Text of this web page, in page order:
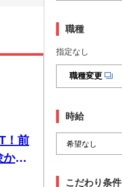
！前
ら
職種
指定なし
職種変更
時給
こだわり条件